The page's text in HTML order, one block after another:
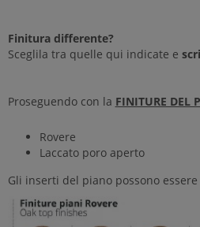
Finitura differente?
Sceglila tra quelle qui indicate e
Proseguendo con la FINITURE DEL
Rovere
Laccato poro aperto
Gli inserti del piano possono